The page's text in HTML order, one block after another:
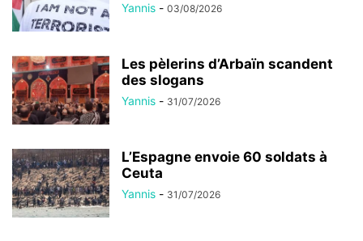
Yannis - 03/08/2026
Les pèlerins d’Arbaïn scandent
des slogans
Yannis - 31/07/2026
L’Espagne envoie 60 soldats à
Ceuta
Yannis - 31/07/2026